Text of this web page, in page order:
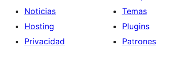
Noticias
Hosting
Privacidad
Temas
Plugins
Patrones